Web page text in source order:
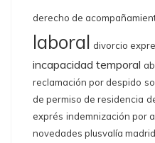
derecho de
laboral divorcio
incapacidad temporal
reclamación por despido
de permiso de residencia
exprés indemnización por
novedades plusvalía madrid